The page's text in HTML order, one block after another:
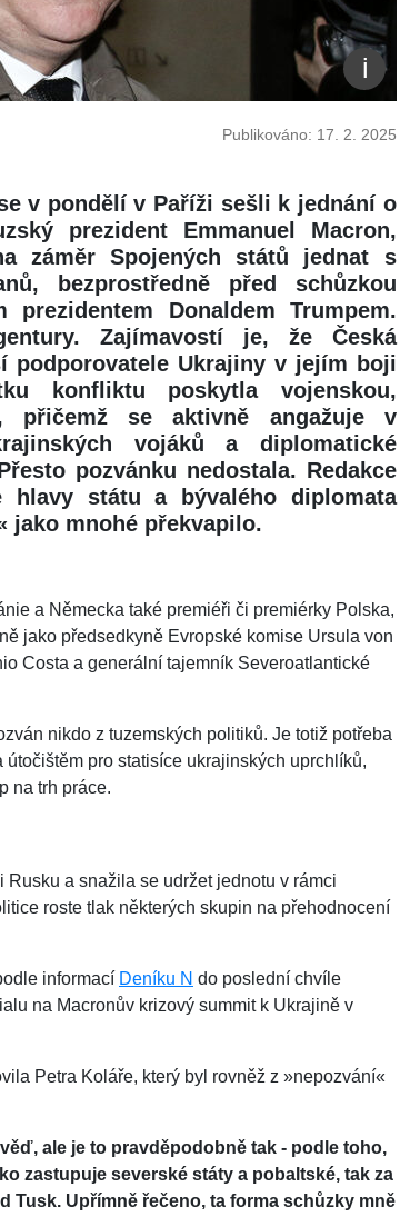
Publikováno: 17. 2. 2025
v pondělí v Paříži sešli k jednání o
prezident Emmanuel Macron,
záměr Spojených států jednat s
bezprostředně před schůzkou
Donaldem Trumpem.
Zajímavostí je, že Česká
podporovatele Ukrajiny v jejím boji
konfliktu poskytla vojenskou,
přičemž se aktivně angažuje v
vojáků a diplomatické
pozvánku nedostala. Redakce
hlavy státu a bývalého diplomata
jako mnohé překvapilo.
a Německa také premiéři či premiérky Polska,
jako předsedkyně Evropské komise Ursula von
Costa a generální tajemník Severoatlantické
nikdo z tuzemských politiků. Je totiž potřeba
pro statisíce ukrajinských uprchlíků,
na trh práce.
a snažila se udržet jednotu v rámci
roste tlak některých skupin na přehodnocení
informací Deníku N do poslední chvíle
na Macronův krizový summit k Ukrajině v
Petra Koláře, který byl rovněž z »nepozvání«
ale je to pravděpodobně tak - podle toho,
zastupuje severské státy a pobaltské, tak za
Tusk. Upřímně řečeno, ta forma schůzky mně